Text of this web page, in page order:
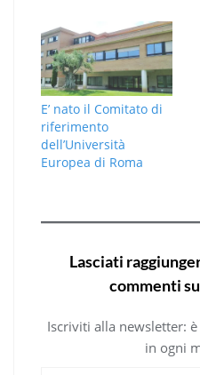
E’ nato il Comitato di
riferimento
dell’Università
Europea di Roma
Lasciati
commenti
Iscriviti alla newsletter:
in ogni